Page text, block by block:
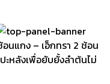
นแกง – เอ็กทรา 2 ช้อน
ะหลังเพื่อยับยั้งลำต้นไม่